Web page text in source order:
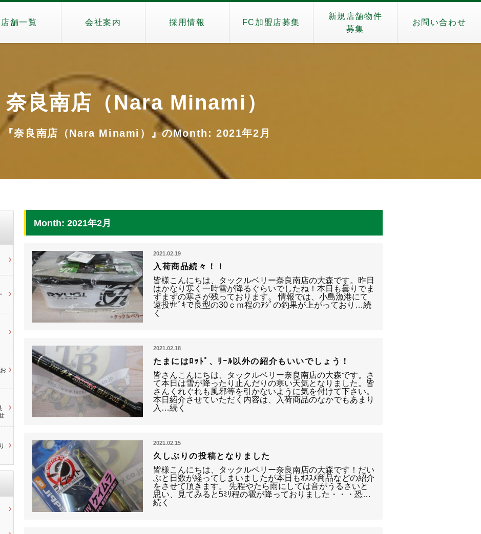
店舗一覧 会社案内 採用情報 FC加盟店募集
新規店舗物件
募集
お問い合わせ
奈良南店（Nara Minami）
『奈良南店（Nara Minami）』のMonth: 2021年2月
Month: 2021年2月
2021.02.19
入荷商品続々！！
皆様こんにちは、タックルベリー奈良南店の大森です。昨日
はかなり寒く一時雪が降るぐらいでしたね！本日も曇りでま
ずまずの寒さが残っております。 情報では、小島漁港にて
遠投ｻﾋﾞｷで良型の30ｃｍ程のｱｼﾞの釣果が上がっており…続
く
2021.02.18
たまにはﾛｯﾄﾞ、ﾘｰﾙ以外の紹介もいいでしょう！
皆さんこんにちは、タックルベリー奈良南店の大森です。さ
て本日は雪が降ったり止んだりの寒い天気となりました。皆
さんくれぐれも風邪等を引かないように気を付けて下さい。
本日紹介させていただく内容は、入荷商品のなかでもあまり
入…続く
2021.02.15
久しぶりの投稿となりました
皆様こんにちは、タックルベリー奈良南店の大森です！だい
ぶと日数が経ってしまいましたが本日もｵｽｽﾒ商品などの紹介
をさせて頂きます。 先程やたら雨にしては音がうるさいと
思い、見てみると5ﾐﾘ程の雹が降っておりました・・・恐…
続く